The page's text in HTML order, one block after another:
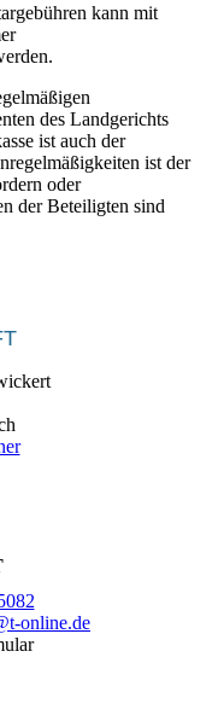
kann mit
des Landgerichts
ist auch der
ist der
oder
der Beteiligten sind
online.de